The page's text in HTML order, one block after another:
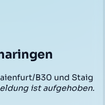
B30 und Staig
ist aufgehoben.